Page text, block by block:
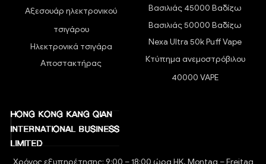
Αξεσουάρ ηλεκτρονικού
τσιγάρου
Ηλεκτρονικά τσιγάρα
Αποστακτήρας
Βασιλιάς 45000 Βαδίζω
Βασιλιάς 50000 Βαδίζω
Nexa Ultra 50k Puff Vape
Κτύπημα ανεμοστρόβιλου
40000 VAPE
Χρόνος εξυπηρέτησης: 9:00 – 18:00 ώρα HK, Montag – Freitag